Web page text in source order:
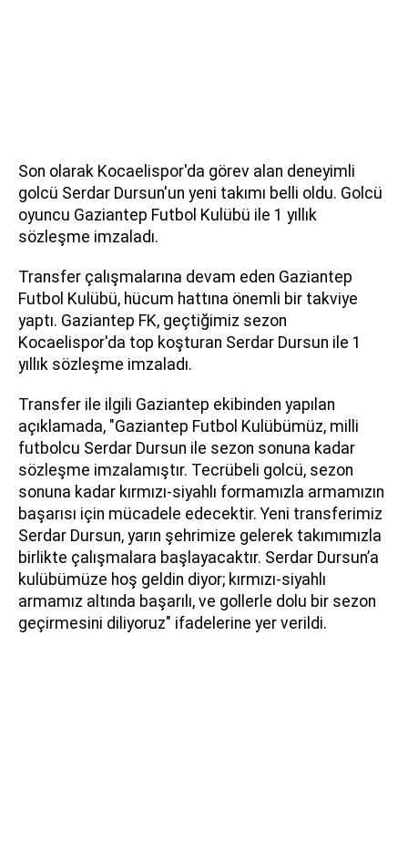
Son olarak Kocaelispor'da görev alan deneyimli
golcü Serdar Dursun'un yeni takımı belli oldu. Golcü
oyuncu Gaziantep Futbol Kulübü ile 1 yıllık
sözleşme imzaladı.
Transfer çalışmalarına devam eden Gaziantep
Futbol Kulübü, hücum hattına önemli bir takviye
yaptı. Gaziantep FK, geçtiğimiz sezon
Kocaelispor'da top koşturan Serdar Dursun ile 1
yıllık sözleşme imzaladı.
Transfer ile ilgili Gaziantep ekibinden yapılan
açıklamada, "Gaziantep Futbol Kulübümüz, milli
futbolcu Serdar Dursun ile sezon sonuna kadar
sözleşme imzalamıştır. Tecrübeli golcü, sezon
sonuna kadar kırmızı-siyahlı formamızla armamızın
başarısı için mücadele edecektir. Yeni transferimiz
Serdar Dursun, yarın şehrimize gelerek takımımızla
birlikte çalışmalara başlayacaktır. Serdar Dursun’a
kulübümüze hoş geldin diyor; kırmızı-siyahlı
armamız altında başarılı, ve gollerle dolu bir sezon
geçirmesini diliyoruz" ifadelerine yer verildi.